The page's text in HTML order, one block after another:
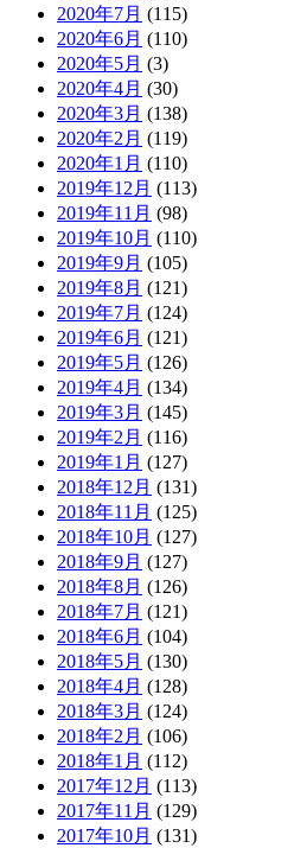
2020年7月 (115)
2020年6月 (110)
2020年5月 (3)
2020年4月 (30)
2020年3月 (138)
2020年2月 (119)
2020年1月 (110)
2019年12月 (113)
2019年11月 (98)
2019年10月 (110)
2019年9月 (105)
2019年8月 (121)
2019年7月 (124)
2019年6月 (121)
2019年5月 (126)
2019年4月 (134)
2019年3月 (145)
2019年2月 (116)
2019年1月 (127)
2018年12月 (131)
2018年11月 (125)
2018年10月 (127)
2018年9月 (127)
2018年8月 (126)
2018年7月 (121)
2018年6月 (104)
2018年5月 (130)
2018年4月 (128)
2018年3月 (124)
2018年2月 (106)
2018年1月 (112)
2017年12月 (113)
2017年11月 (129)
2017年10月 (131)